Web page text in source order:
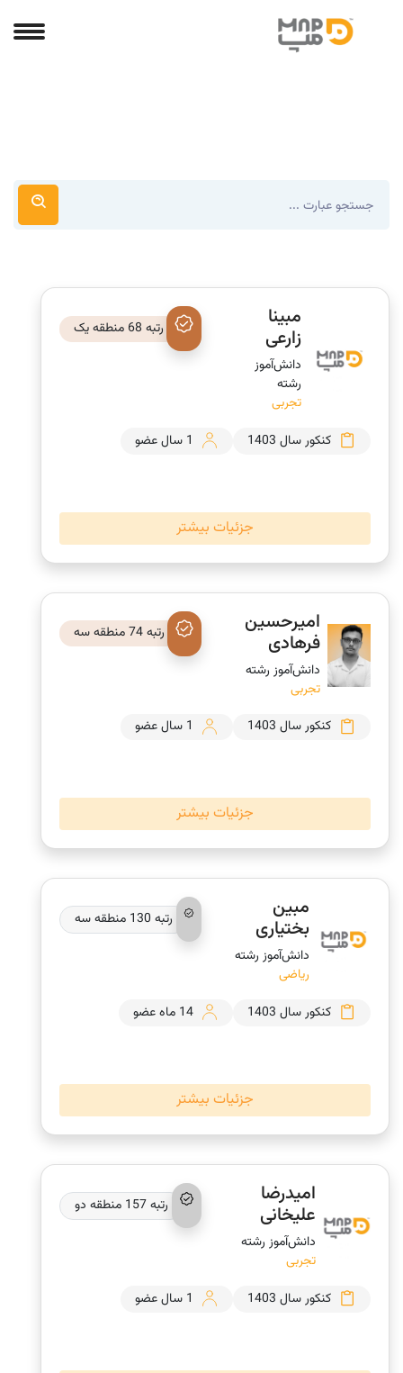
مبینا
زارعی
دانش‌‎آموز
رشته
تجربی
رتبه 68 منطقه یک
کنکور سال 1403 1 سال عضو
جزئیات بیشتر
امیرحسین
فرهادی
دانش‌‎آموز رشته
تجربی
رتبه 74 منطقه سه
کنکور سال 1403 1 سال عضو
جزئیات بیشتر
مبین
بختیاری
دانش‌‎آموز رشته
ریاضی
رتبه 130 منطقه سه
کنکور سال 1403 14 ماه عضو
جزئیات بیشتر
اميدرضا
علیخانی
دانش‌‎آموز رشته
تجربی
رتبه 157 منطقه دو
کنکور سال 1403 1 سال عضو